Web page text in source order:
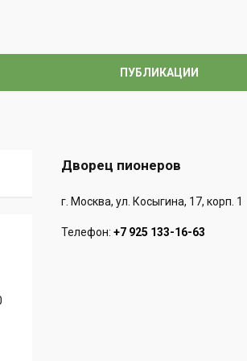
ПУБЛИКАЦИИ
Дворец пионеров
г. Москва, ул. Косыгина, 17, кoрп. 1
Телефон: +7 925 133-16-63